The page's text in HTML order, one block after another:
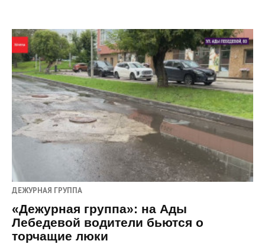
ДЕЖУРНАЯ ГРУППА
«Дежурная группа»: на Ады
Лебедевой водители бьются о
торчащие люки